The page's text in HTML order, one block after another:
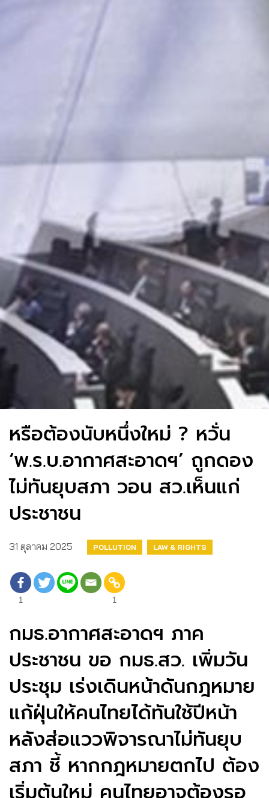
หรือต้องนับหนึ่งใหม่ ? หวั่น
‘พ.ร.บ.อากาศสะอาดฯ’ ถูกดอง
ไม่ทันยุบสภา วอน สว.เห็นแก่
ประชาชน
31 ตุลาคม 2025 POLLUTION LAW & RIGHTS
1 1
กมธ.อากาศสะอาดฯ ภาค
ประชาชน ขอ กมธ.สว. เพิ่มวัน
ประชุม เร่งเดินหน้าดันกฎหมาย
แก้ฝุ่นให้คนไทยได้ทันใช้ปีหน้า
หลังส่อแววพิจารณาไม่ทันยุบ
สภา ชี้ หากกฎหมายตกไป ต้อง
เริ่มต้นใหม่ คนไทยอาจต้องรอ